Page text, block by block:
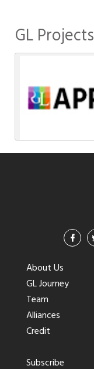
GL Projects
About Us
GL Journey
Team
Alliances
Credit
Subscribe